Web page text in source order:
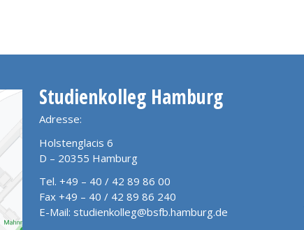
Studienkolleg Hamburg
Adresse:
Holstenglacis 6
D – 20355 Hamburg
Tel. +49 – 40 / 42 89 86 00
Fax +49 – 40 / 42 89 86 240
E-Mail: studienkolleg@bsfb.hamburg.de